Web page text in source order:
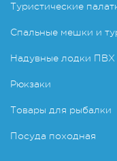
Туристические
Спальные мешки и
Надувные лодки ПВХ
Рюкзаки
Товары для рыбалки
Посуда походная